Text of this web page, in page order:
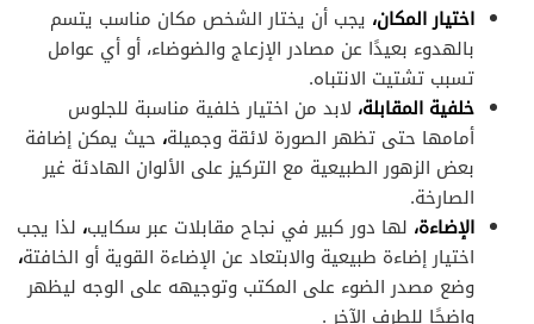
اختيار المكان، يجب أن يختار الشخص مكان مناسب يتسم
بالهدوء بعيدًا عن مصادر الإزعاج والضوضاء، أو أي عوامل
تسبب تشتيت الانتباه.
خلفية المقابلة، لابد من اختيار خلفية مناسبة للجلوس
أمامها حتى تظهر الصورة لائقة وجميلة، حيث يمكن إضافة
بعض الزهور الطبيعية مع التركيز على الألوان الهادئة غير
الصارخة.
الإضاءة، لها دور كبير في نجاح مقابلات عبر سكايب، لذا يجب
اختيار إضاءة طبيعية والابتعاد عن الإضاءة القوية أو الخافتة،
وضع مصدر الضوء على المكتب وتوجيهه على الوجه ليظهر
واضحًا للطرف الآخر .